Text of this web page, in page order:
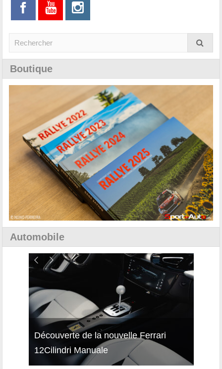
Boutique
Automobile
Découverte de la nouvelle Ferrari
12Cilindri Manuale